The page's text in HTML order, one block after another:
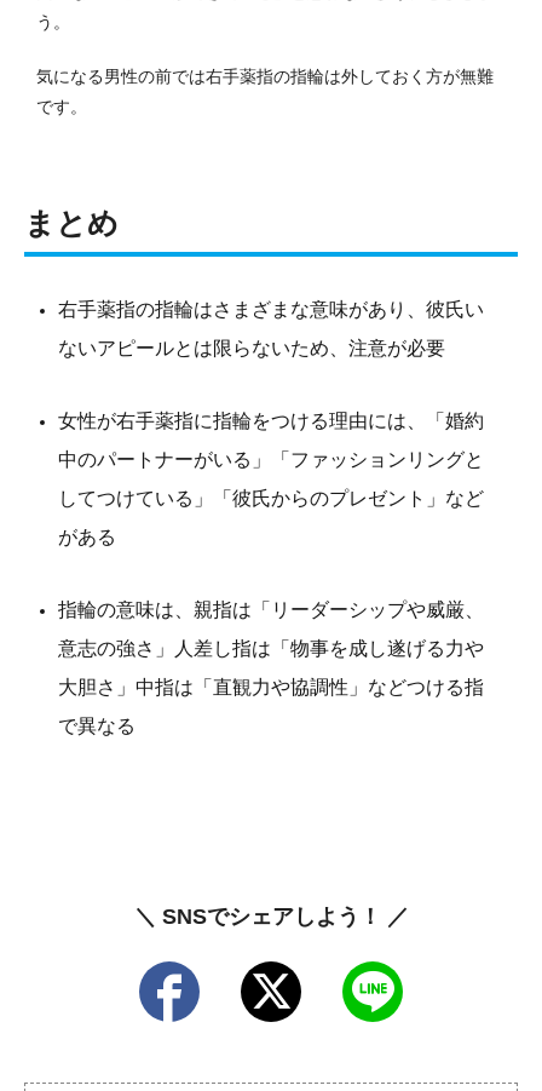
う。
気になる男性の前では右手薬指の指輪は外しておく方が無難
です。
まとめ
右手薬指の指輪はさまざまな意味があり、彼氏い
ないアピールとは限らないため、注意が必要
女性が右手薬指に指輪をつける理由には、「婚約
中のパートナーがいる」「ファッションリングと
してつけている」「彼氏からのプレゼント」など
がある
指輪の意味は、親指は「リーダーシップや威厳、
意志の強さ」人差し指は「物事を成し遂げる力や
大胆さ」中指は「直観力や協調性」などつける指
で異なる
＼ SNSでシェアしよう！ ／